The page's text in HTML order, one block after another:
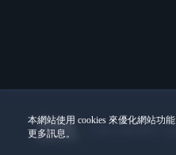
本網站使用 cookies 來優化網站功
更多訊息。